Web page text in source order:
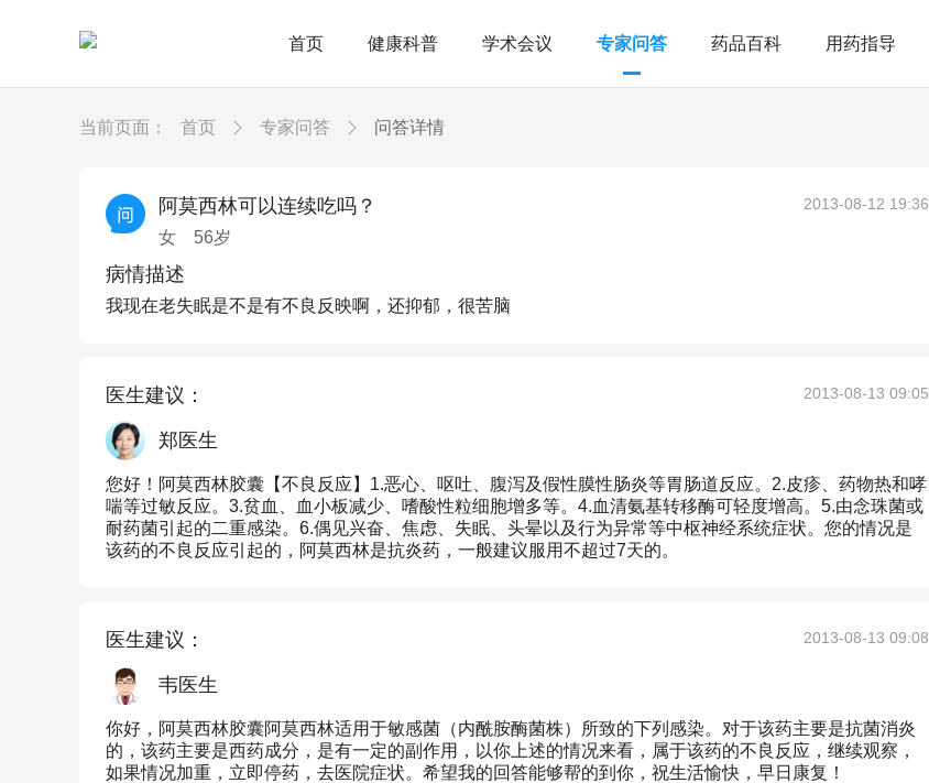
首页 健康科普 学术会议 专家问答 药品百科 用药指导
当前页面： 首页 专家问答 问答详情
阿莫西林可以连续吃吗？
女 56岁
2013-08-12 19:36
病情描述
我现在老失眠是不是有不良反映啊，还抑郁，很苦脑
医生建议： 2013-08-13 09:05
郑医生
您好！阿莫西林胶囊【不良反应】1.恶心、呕吐、腹泻及假性膜性肠炎等胃肠道反应。2.皮疹、药物热和哮
喘等过敏反应。3.贫血、血小板减少、嗜酸性粒细胞增多等。4.血清氨基转移酶可轻度增高。5.由念珠菌或
耐药菌引起的二重感染。6.偶见兴奋、焦虑、失眠、头晕以及行为异常等中枢神经系统症状。您的情况是
该药的不良反应引起的，阿莫西林是抗炎药，一般建议服用不超过7天的。
医生建议： 2013-08-13 09:08
韦医生
你好，阿莫西林胶囊阿莫西林适用于敏感菌（内酰胺酶菌株）所致的下列感染。对于该药主要是抗菌消炎
的，该药主要是西药成分，是有一定的副作用，以你上述的情况来看，属于该药的不良反应，继续观察，
如果情况加重，立即停药，去医院症状。希望我的回答能够帮的到你，祝生活愉快，早日康复！